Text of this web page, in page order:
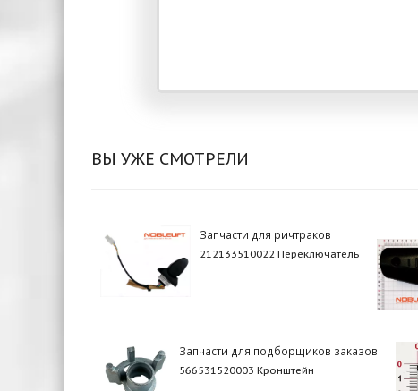
ВЫ УЖЕ СМОТРЕЛИ
Запчасти для ричтраков
212133510022 Переключатель
Запчасти для подборщиков заказов
566531520003 Кронштейн